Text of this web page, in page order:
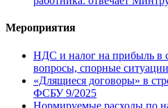
Мероприятия
НДС и налог на прибыль в
вопросы, спорные ситуации
«Длящиеся договоры» в
ФСБУ 9/2025
Нормируемые расходы по